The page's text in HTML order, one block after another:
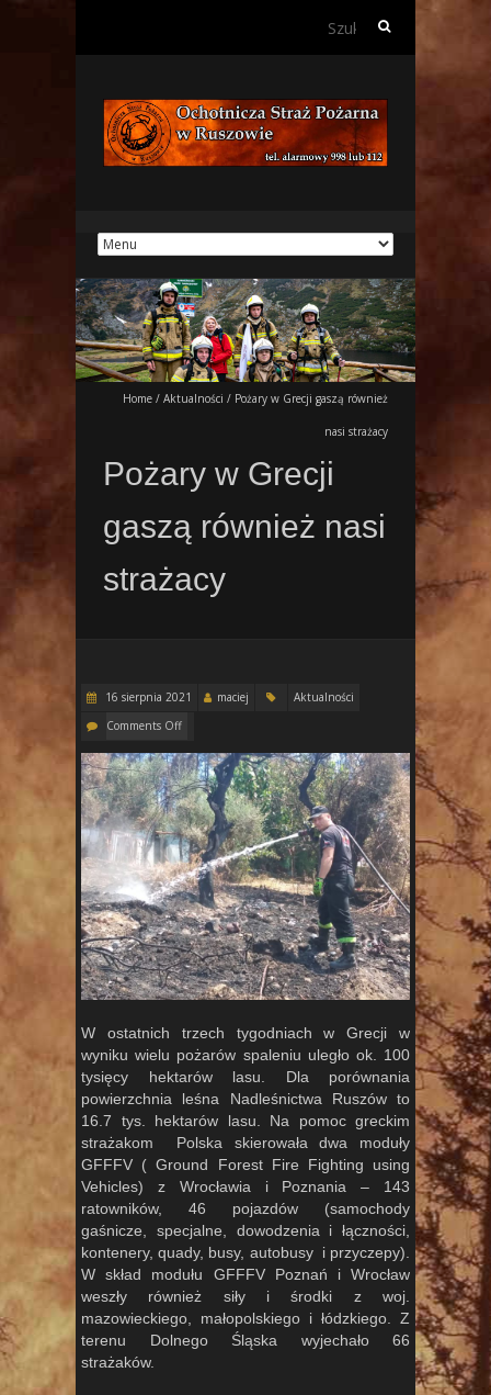
Szukaj:
Home / Aktualności / Pożary w Grecji gaszą również
nasi strażacy
Pożary w Grecji
gaszą również nasi
strażacy
16 sierpnia 2021 maciej
Aktualności
Comments Off
W ostatnich trzech tygodniach w Grecji w
wyniku wielu pożarów spaleniu uległo ok. 100
tysięcy hektarów lasu. Dla porównania
powierzchnia leśna Nadleśnictwa Ruszów to
16.7 tys. hektarów lasu. Na pomoc greckim
strażakom Polska skierowała dwa moduły
GFFFV ( Ground Forest Fire Fighting using
Vehicles) z Wrocławia i Poznania – 143
ratowników, 46 pojazdów (samochody
gaśnicze, specjalne, dowodzenia i łączności,
kontenery, quady, busy, autobusy i przyczepy).
W skład modułu GFFFV Poznań i Wrocław
weszły również siły i środki z woj.
mazowieckiego, małopolskiego i łódzkiego. Z
terenu Dolnego Śląska wyjechało 66
strażaków.